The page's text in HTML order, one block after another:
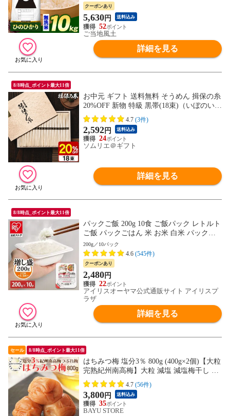
定(土日祝日除く)》---d2_hinor7_wx_25_818
0_10kg_musen---
クーポンあり
5,630円 送料込み
52
ご当地風土
詳細を見る
8/8時点_ポイント最大11倍
お中元 ギフト 送料無料 そうめん 揖保の糸
20%OFF 新物 特級 黒帯(18束)（いぼのいと
揖保乃糸 素麺） メーカー包装済 ST-30N
(A4) / 出産内祝い 詰合せ 快気祝 ご挨拶 御
礼 お礼 写真入り メッセージカード お返し
4.7 (3件)
2,592円 送料込み
24
ソムリエ＠ギフト
詳細を見る
8/8時点_ポイント最大11倍
パックご飯 200g 10食 ご飯パック レトルト
ご飯 パックごはん 米 お米 白米 パック米
一人暮らし 200g×10P アイリスオーヤマ 低
温製法米 まとめ買い ストック 備蓄 保存食
非常食 [食品]
200g／10パック
4.6 (545件)
クーポンあり
2,480円
22
アイリスオーヤマ公式通販サイト アイリスプ
ラザ
詳細を見る
セール 8/8時点_ポイント最大11倍
はちみつ梅 塩分3％ 800g (400g×2個)【大粒
完熟紀州南高梅】大粒 減塩 減塩梅干し 南
高梅 はちみつ梅干し 訳アリ はちみつ 梅干
南高梅 うめ ウメ 梅干し うめ 訳あり 梅 梅
干し 梅干 梅 熱中症対策 塩分補給 お中元
御歳暮 送料無料
4.7 (56件)
3,800円 送料込み
35
BAYU STORE